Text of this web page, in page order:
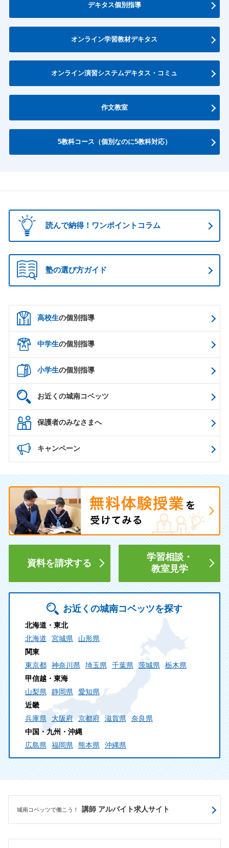
デキタス個別指導
オンライン学習教材デキタス
オンライン演習システムデキタス・コミュ
作文教室
5教科コース （個別なのに5教科対応）
読んで納得！ワンポイントコラム
塾の選び方ガイド
高校生の個別指導
中学生の個別指導
小学生の個別指導
お近くの城南コベッツ
保護者のみなさまへ
キャンペーン
資料を請求する
学習相談・
教室見学
お近くの城南コベッツを探す
北海道・東北
北海道
宮城県
山形県
関東
東京都
神奈川県 埼玉県 千葉県 茨城県
栃木県
甲信越・東海
山梨県
静岡県
愛知県
近畿
兵庫県
大阪府 京都府 滋賀県
奈良県
中国・九州・沖縄
広島県
福岡県 熊本県 沖縄県
城南コベッツで働こう！ 講師 アルバイト求人サイト